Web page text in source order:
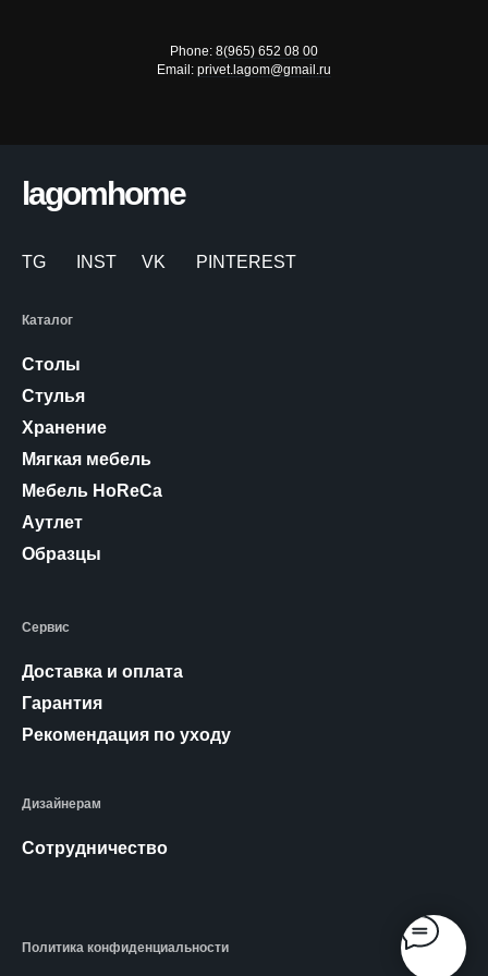
Phone: 8(965) 652 08 00
Email: privet.lagom@gmail.ru
lagomhome
Каталог
Столы
Стулья
Хранение
Мягкая мебель
Мебель HoReCa
Аутлет
Образцы
Сервис
Доставка и оплата
Гарантия
Рекомендация по уходу
Дизайнерам
Сотрудничество
Политика конфиденциальности
TG INST VK PINTEREST